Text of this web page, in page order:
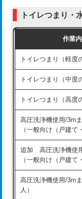
トイレつまり・
作業
トイレつまり（軽度
トイレつまり（中度
トイレつまり（高度
高圧洗浄機使用/3m
（一般向け（戸建て
追加 高圧洗浄機使
（一般向け（戸建て
高圧洗浄機使用/3m
人）